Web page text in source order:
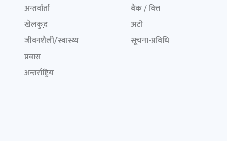
अन्तर्वार्ता
खेलकुद़़
जीवनशैली/स्वास्थ्य
प्रवास
अन्तर्राष्ट्रिय
बैंक / वित्त
अटो
सूचना-प्रविधि